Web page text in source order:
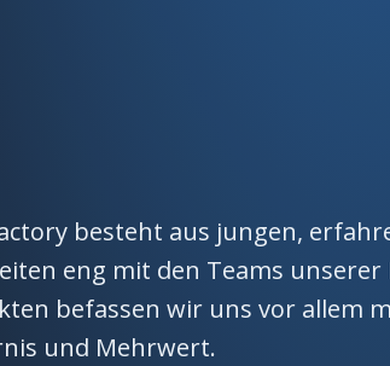
besteht aus jungen,
eng mit den Teams
befassen wir uns vor
und Mehrwert.